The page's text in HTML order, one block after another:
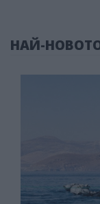
НАЙ-